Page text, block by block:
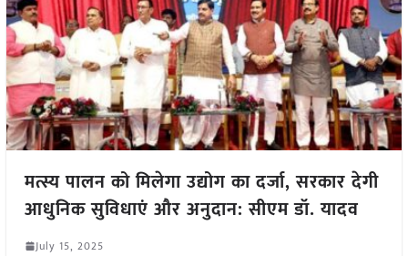
मत्स्य पालन को मिलेगा उद्योग का दर्जा, सरकार देगी
आधुनिक सुविधाएं और अनुदान: सीएम डॉ. यादव
July 15, 2025